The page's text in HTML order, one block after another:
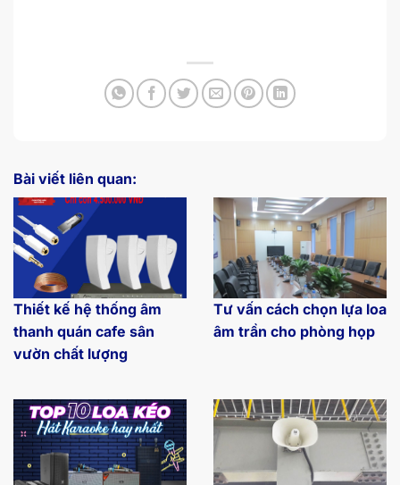
Bài viết liên quan:
Thiết kế hệ thống âm
thanh quán cafe sân
vườn chất lượng
Tư vấn cách chọn lựa loa
âm trần cho phòng họp